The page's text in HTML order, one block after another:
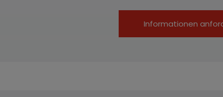
Informationen